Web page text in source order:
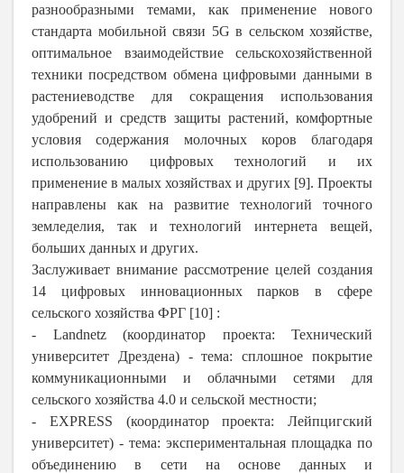
разнообразными темами, как применение нового
стандарта мобильной связи 5G в сельском хозяйстве,
оптимальное взаимодействие сельскохозяйственной
техники посредством обмена цифровыми данными в
растениеводстве для сокращения использования
удобрений и средств защиты растений, комфортные
условия содержания молочных коров благодаря
использованию цифровых технологий и их
применение в малых хозяйствах и других [9]. Проекты
направлены как на развитие технологий точного
земледелия, так и технологий интернета вещей,
больших данных и других.
Заслуживает внимание рассмотрение целей создания
14 цифровых инновационных парков в сфере
сельского хозяйства ФРГ [10] :
- Landnetz (координатор проекта: Технический
университет Дрездена) - тема: сплошное покрытие
коммуникационными и облачными сетями для
сельского хозяйства 4.0 и сельской местности;
- EXPRESS (координатор проекта: Лейпцигский
университет) - тема: экспериментальная площадка по
объединению в сети на основе данных и